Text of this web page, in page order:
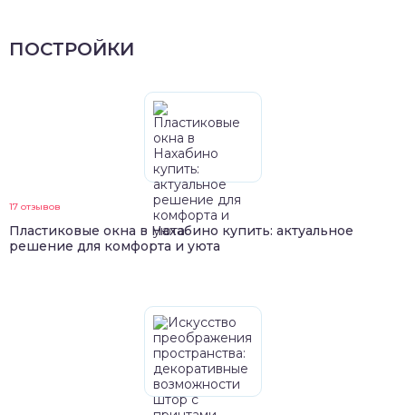
ПОСТРОЙКИ
17 отзывов
Пластиковые окна в Нахабино купить: актуальное
решение для комфорта и уюта